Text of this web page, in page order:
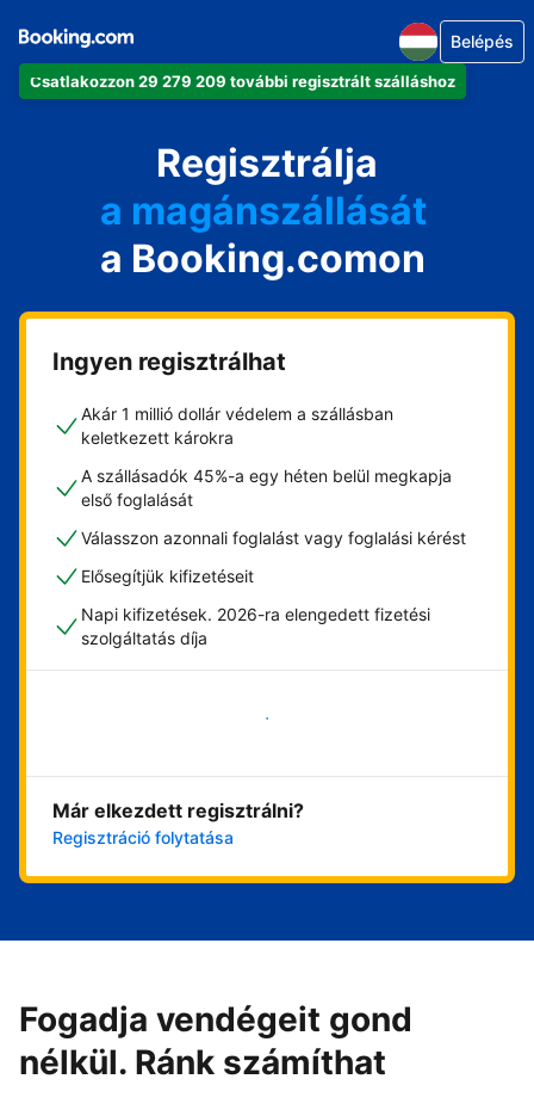
Csatlakozzon 29 279 209 további regisztrált szálláshoz
Belépés
Regisztrálja
az apartmanját
a szállodáját
a magánszállását
a vendégházát
a házát
a Booking.comon
Ingyen regisztrálhat
Akár 1 millió dollár védelem a szállásban
keletkezett károkra
A szállásadók 45%-a egy héten belül megkapja
első foglalását
Válasszon azonnali foglalást vagy foglalási kérést
Elősegítjük kifizetéseit
Napi kifizetések. 2026-ra elengedett fizetési
szolgáltatás díja
Vágjon bele most
Már elkezdett regisztrálni?
Regisztráció folytatása
Fogadja vendégeit gond
nélkül. Ránk számíthat